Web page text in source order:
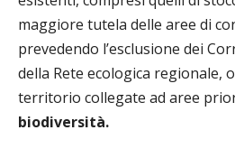
maggiore tutela delle aree di
prevedendo l’esclusione dei
della Rete ecologica regionale,
territorio collegate ad aree
biodiversità.